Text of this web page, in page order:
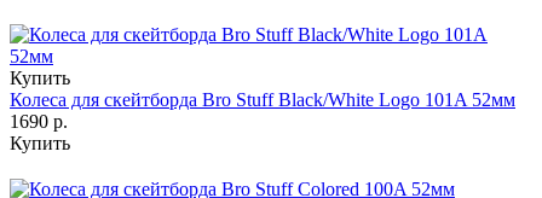
Купить
Колеса для скейтборда Bro Stuff Black/White Logo 101A 52мм
1690 р.
Купить